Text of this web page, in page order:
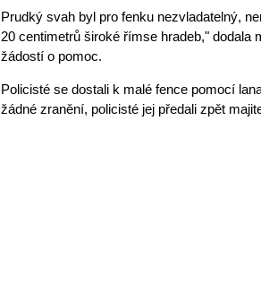
Prudký svah byl pro fenku nezvladatelný,
20 centimetrů široké římse hradeb,"
žádostí o pomoc.
Policisté se dostali k malé fence pomocí
žádné zranění, policisté jej předali zpět